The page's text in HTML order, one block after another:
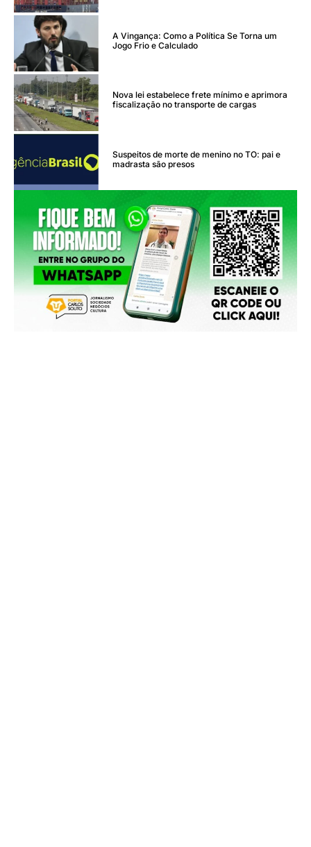
A Vingança: Como a Política Se Torna um
Jogo Frio e Calculado
Nova lei estabelece frete mínimo e aprimora
fiscalização no transporte de cargas
Suspeitos de morte de menino no TO: pai e
madrasta são presos